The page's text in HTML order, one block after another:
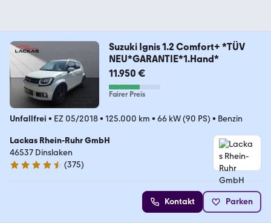
Suzuki Ignis 1.2 Comfort+ *TÜV
NEU*GARANTIE*1.Hand*
11.950 €
Fairer Preis
Unfallfrei • EZ 05/2018• 125.000 km • 66 kW (90 PS) • Benzin
Lackas Rhein-Ruhr GmbH
46537 Dinslaken
4.3 Sterne
(375)
Kontakt Parken